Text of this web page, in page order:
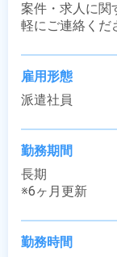
案件・求人に関
軽にご連絡くだ
雇用形態
派遣社員
勤務期間
長期
※6ヶ月更新
勤務時間